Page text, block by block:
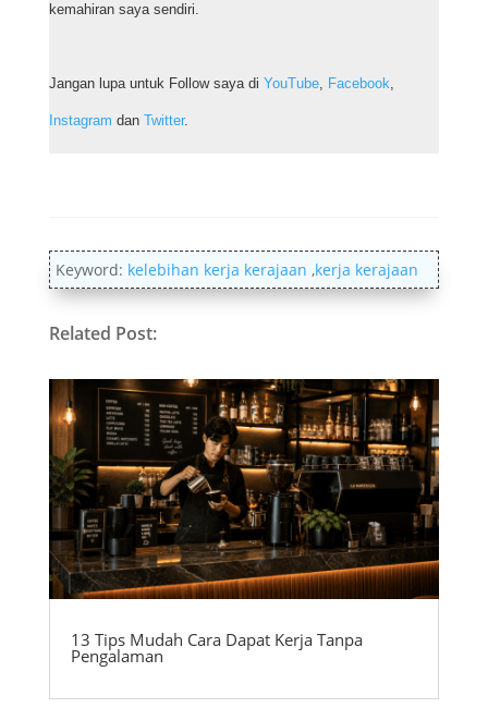
kemahiran saya sendiri.
Jangan lupa untuk Follow saya di YouTube, Facebook,
Instagram dan Twitter.
Keyword: kelebihan kerja kerajaan ,kerja kerajaan
Related Post:
13 Tips Mudah Cara Dapat Kerja Tanpa
Pengalaman